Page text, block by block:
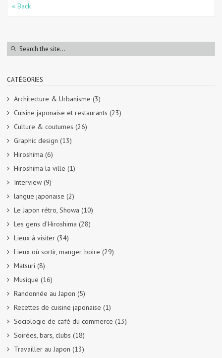
« Back
CATÉGORIES
Architecture & Urbanisme (3)
Cuisine japonaise et restaurants (23)
Culture & coutumes (26)
Graphic design (13)
Hiroshima (6)
Hiroshima la ville (1)
Interview (9)
langue japonaise (2)
Le Japon rétro, Showa (10)
Les gens d'Hiroshima (28)
Lieux à visiter (34)
Lieux où sortir, manger, boire (29)
Matsuri (8)
Musique (16)
Randonnée au Japon (5)
Recettes de cuisine japonaise (1)
Sociologie de café du commerce (13)
Soirées, bars, clubs (18)
Travailler au Japon (13)